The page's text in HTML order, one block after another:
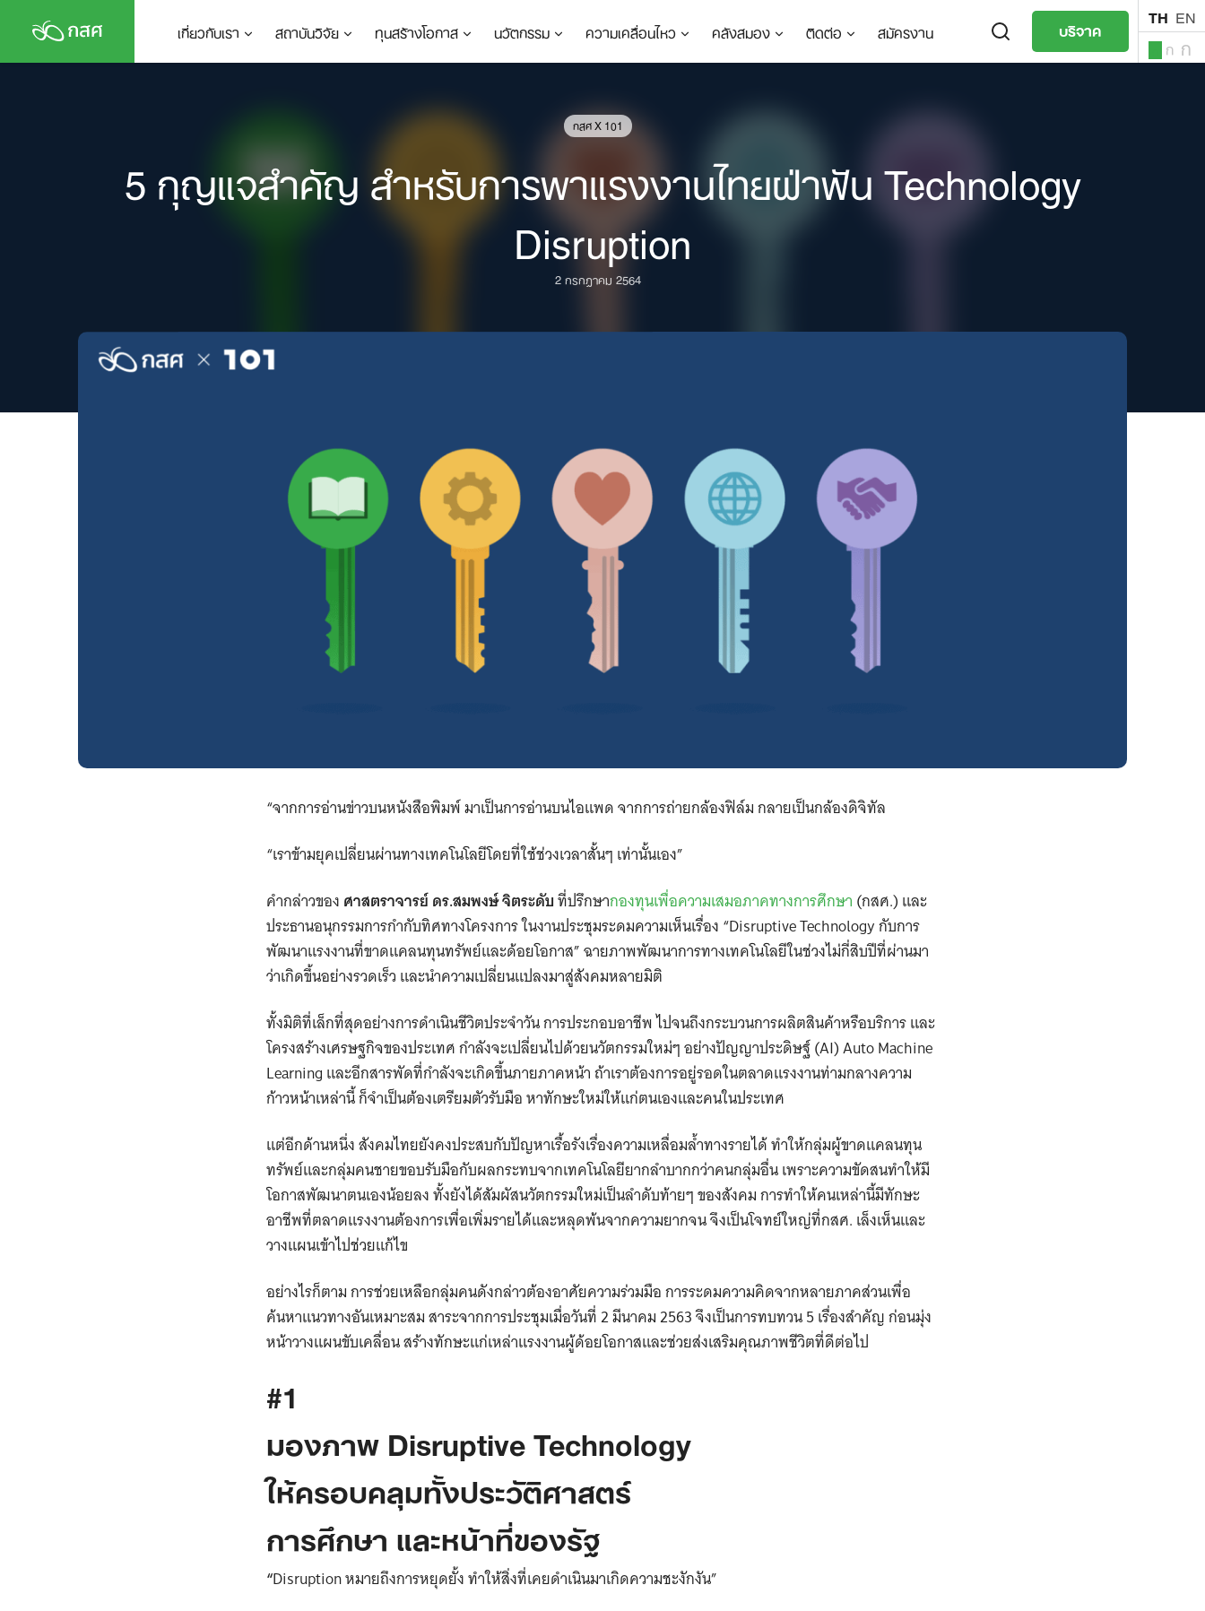
content
เกี่ยวกับเรา สถาบันวิจัย ทุนสร้างโอกาส นวัตกรรม ความเคลื่อนไหว คลังสมอง ติดต่อ สมัครงาน บริจาค TH EN
ก ก
กสศ X 101
5 กุญแจสำคัญ สำหรับการพาแรงงานไทยฝ่าฟัน Technology
Disruption
2 กรกฎาคม 2564
“จากการอ่านข่าวบนหนังสือพิมพ์ มาเป็นการอ่านบนไอแพด จากการถ่ายกล้องฟิล์ม กลายเป็นกล้องดิจิทัล
“เราข้ามยุคเปลี่ยนผ่านทางเทคโนโลยีโดยที่ใช้ช่วงเวลาสั้นๆ เท่านั้นเอง”
คำกล่าวของ ศาสตราจารย์ ดร.สมพงษ์ จิตระดับที่ปรึกษากองทุนเพื่อความเสมอภาคทางการศึกษา (กสศ.) และ
ประธานอนุกรรมการกำกับทิศทางโครงการ ในงานประชุมระดมความเห็นเรื่อง “Disruptive Technology กับการ
พัฒนาแรงงานที่ขาดแคลนทุนทรัพย์และด้อยโอกาส” ฉายภาพพัฒนาการทางเทคโนโลยีในช่วงไม่กี่สิบปีที่ผ่านมา
ว่าเกิดขึ้นอย่างรวดเร็ว และนำความเปลี่ยนแปลงมาสู่สังคมหลายมิติ
ทั้งมิติที่เล็กที่สุดอย่างการดำเนินชีวิตประจำวัน การประกอบอาชีพ ไปจนถึงกระบวนการผลิตสินค้าหรือบริการ และ
โครงสร้างเศรษฐกิจของประเทศ กำลังจะเปลี่ยนไปด้วยนวัตกรรมใหม่ๆ อย่างปัญญาประดิษฐ์ (AI) Auto Machine
Learning และอีกสารพัดที่กำลังจะเกิดขึ้นภายภาคหน้า ถ้าเราต้องการอยู่รอดในตลาดแรงงานท่ามกลางความ
ก้าวหน้าเหล่านี้ ก็จำเป็นต้องเตรียมตัวรับมือ หาทักษะใหม่ให้แก่ตนเองและคนในประเทศ
แต่อีกด้านหนึ่ง สังคมไทยยังคงประสบกับปัญหาเรื้อรังเรื่องความเหลื่อมล้ำทางรายได้ ทำให้กลุ่มผู้ขาดแคลนทุน
ทรัพย์และกลุ่มคนชายขอบรับมือกับผลกระทบจากเทคโนโลยียากลำบากกว่าคนกลุ่มอื่น เพราะความขัดสนทำให้มี
โอกาสพัฒนาตนเองน้อยลง ทั้งยังได้สัมผัสนวัตกรรมใหม่เป็นลำดับท้ายๆ ของสังคม การทำให้คนเหล่านี้มีทักษะ
อาชีพที่ตลาดแรงงานต้องการเพื่อเพิ่มรายได้และหลุดพ้นจากความยากจน จึงเป็นโจทย์ใหญ่ที่กสศ. เล็งเห็นและ
วางแผนเข้าไปช่วยแก้ไข
อย่างไรก็ตาม การช่วยเหลือกลุ่มคนดังกล่าวต้องอาศัยความร่วมมือ การระดมความคิดจากหลายภาคส่วนเพื่อ
ค้นหาแนวทางอันเหมาะสม สาระจากการประชุมเมื่อวันที่ 2 มีนาคม 2563 จึงเป็นการทบทวน 5 เรื่องสำคัญ ก่อนมุ่ง
หน้าวางแผนขับเคลื่อน สร้างทักษะแก่เหล่าแรงงานผู้ด้อยโอกาสและช่วยส่งเสริมคุณภาพชีวิตที่ดีต่อไป
#1
มองภาพ Disruptive Technology
ให้ครอบคลุมทั้งประวัติศาสตร์
การศึกษา และหน้าที่ของรัฐ
“Disruption หมายถึงการหยุดยั้ง ทำให้สิ่งที่เคยดำเนินมาเกิดความชะงักงัน”